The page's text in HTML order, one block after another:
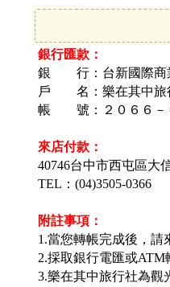
銀行匯款：
銀 行：台新國際商業
戶 名： 樂在其中旅
帳 號：
２０６６
來店付款：
40746台中市西屯區大
TEL：(04)3505-0366
附註事項：
1.當您轉帳完成後，請
2.採取銀行電匯或
3.樂在其中旅行社為觀